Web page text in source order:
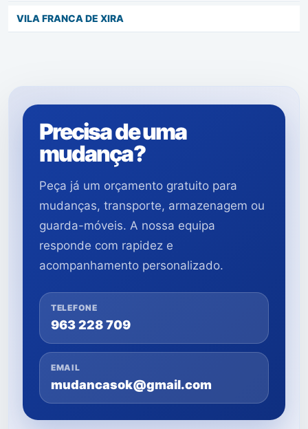
VILA FRANCA DE XIRA
Precisa de uma
mudança?
Peça já um orçamento gratuito para
mudanças, transporte, armazenagem ou
guarda-móveis. A nossa equipa
responde com rapidez e
acompanhamento personalizado.
TELEFONE
963 228 709
EMAIL
mudancasok@gmail.com